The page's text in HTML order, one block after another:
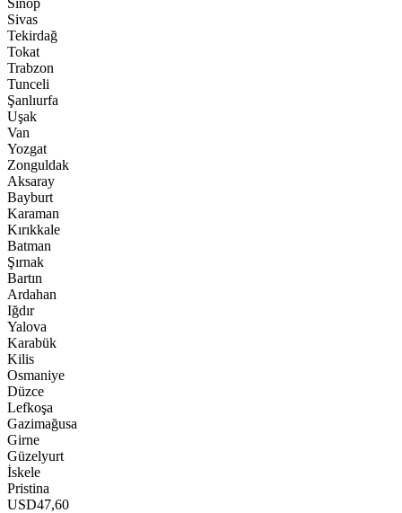
Sinop
Sivas
Tekirdağ
Tokat
Trabzon
Tunceli
Şanlıurfa
Uşak
Van
Yozgat
Zonguldak
Aksaray
Bayburt
Karaman
Kırıkkale
Batman
Şırnak
Bartın
Ardahan
Iğdır
Yalova
Karabük
Kilis
Osmaniye
Düzce
Lefkoşa
Gazimağusa
Girne
Güzelyurt
İskele
Pristina
USD47,60